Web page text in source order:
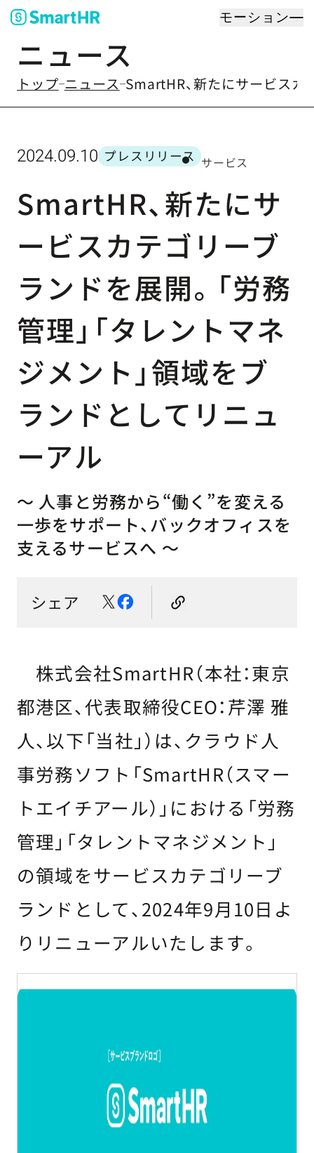
モーション
ニュース
トップ ニュースのなかの
SmartHR、新たにサービスカ
2024.09.10
カテゴリー
プレスリリース サービス
SmartHR、新たにサ
ービスカテゴリーブ
ランドを展開。「労務
管理」「タレントマネ
ジメント」領域をブ
ランドとしてリニュ
ーアル
〜 人事と労務から“働く”を変える
一歩をサポート、バックオフィスを
支えるサービスへ 〜
シェア
株式会社SmartHR（本社：東京
都港区、代表取締役CEO：芹澤 雅
人、以下「当社」）は、クラウド人
事労務ソフト「SmartHR（スマー
トエイチアール）」における「労務
管理」「タレントマネジメント」
の領域をサービスカテゴリーブ
ランドとして、2024年9月10日よ
りリニューアルいたします。